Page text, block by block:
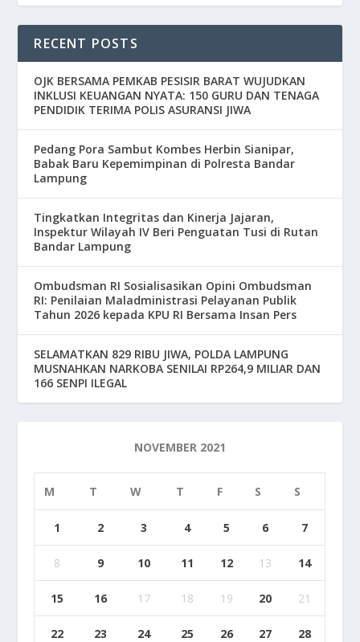
RECENT POSTS
OJK BERSAMA PEMKAB PESISIR BARAT WUJUDKAN
INKLUSI KEUANGAN NYATA: 150 GURU DAN TENAGA
PENDIDIK TERIMA POLIS ASURANSI JIWA
Pedang Pora Sambut Kombes Herbin Sianipar,
Babak Baru Kepemimpinan di Polresta Bandar
Lampung
Tingkatkan Integritas dan Kinerja Jajaran,
Inspektur Wilayah IV Beri Penguatan Tusi di Rutan
Bandar Lampung
Ombudsman RI Sosialisasikan Opini Ombudsman
RI: Penilaian Maladministrasi Pelayanan Publik
Tahun 2026 kepada KPU RI Bersama Insan Pers
SELAMATKAN 829 RIBU JIWA, POLDA LAMPUNG
MUSNAHKAN NARKOBA SENILAI RP264,9 MILIAR DAN
166 SENPI ILEGAL
NOVEMBER 2021
M T W T F S S
1 2 3 4 5 6 7
8 9 10 11 12 13 14
15 16 17 18 19 20 21
22 23 24 25 26 27 28